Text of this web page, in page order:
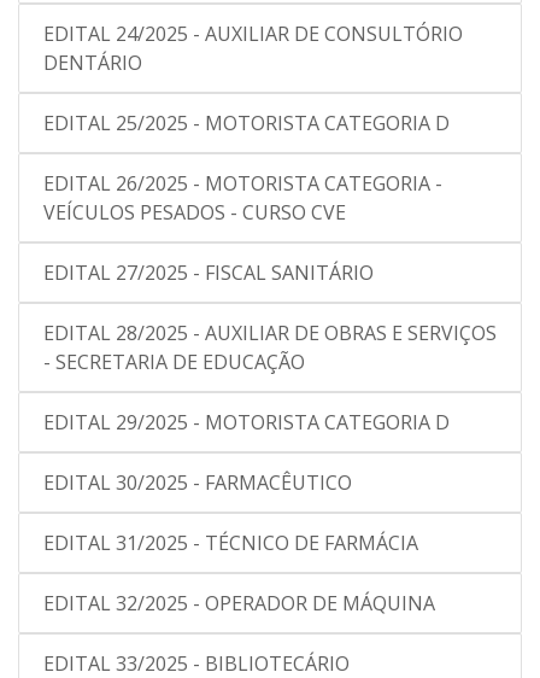
EDITAL 24/2025 - AUXILIAR DE CONSULTÓRIO
DENTÁRIO
EDITAL 25/2025 - MOTORISTA CATEGORIA D
EDITAL 26/2025 - MOTORISTA CATEGORIA -
VEÍCULOS PESADOS - CURSO CVE
EDITAL 27/2025 - FISCAL SANITÁRIO
EDITAL 28/2025 - AUXILIAR DE OBRAS E SERVIÇOS
- SECRETARIA DE EDUCAÇÃO
EDITAL 29/2025 - MOTORISTA CATEGORIA D
EDITAL 30/2025 - FARMACÊUTICO
EDITAL 31/2025 - TÉCNICO DE FARMÁCIA
EDITAL 32/2025 - OPERADOR DE MÁQUINA
EDITAL 33/2025 - BIBLIOTECÁRIO